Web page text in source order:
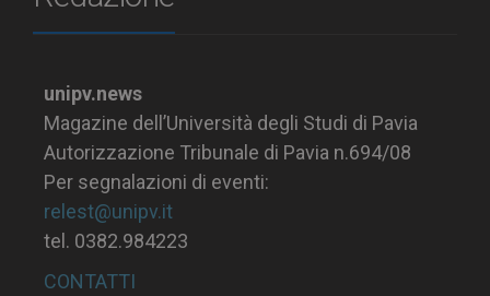
unipv.news
Magazine dell’Università degli Studi di Pavia
Autorizzazione Tribunale di Pavia n.694/08
Per segnalazioni di eventi:
relest@unipv.it
tel. 0382.984223
CONTATTI